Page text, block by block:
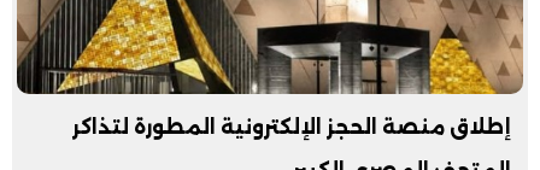
إطلاق منصة الحجز الإلكترونية المطورة لتذاكر